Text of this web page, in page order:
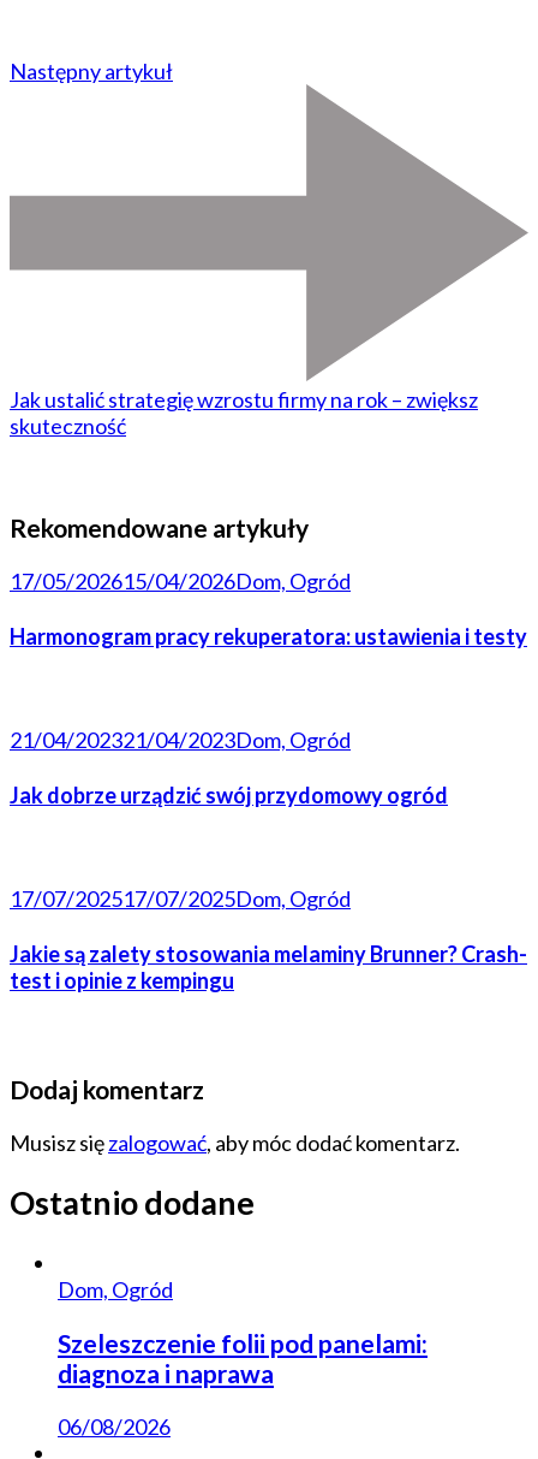
Następny artykuł
Jak ustalić strategię wzrostu firmy na rok – zwiększ
skuteczność
Rekomendowane artykuły
17/05/202615/04/2026Dom, Ogród
Harmonogram pracy rekuperatora: ustawienia i testy
21/04/202321/04/2023Dom, Ogród
Jak dobrze urządzić swój przydomowy ogród
17/07/202517/07/2025Dom, Ogród
Jakie są zalety stosowania melaminy Brunner? Crash-
test i opinie z kempingu
Dodaj komentarz
Musisz sięzalogować, aby móc dodać komentarz.
Ostatnio dodane
Dom, Ogród
Szeleszczenie folii pod panelami:
diagnoza i naprawa
06/08/2026